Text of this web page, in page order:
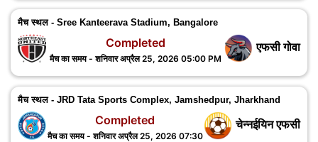
मैच स्थल - Sree Kanteerava Stadium, Bangalore
एफसी गोवा
Completed
मैच का समय - शनिवार अप्रैल 25, 2026 05:00 PM
मैच स्थल - JRD Tata Sports Complex, Jamshedpur, ‎Jharkhand
चेन्नईयिन एफसी
Completed
मैच का समय - शनिवार अप्रैल 25, 2026 07:30